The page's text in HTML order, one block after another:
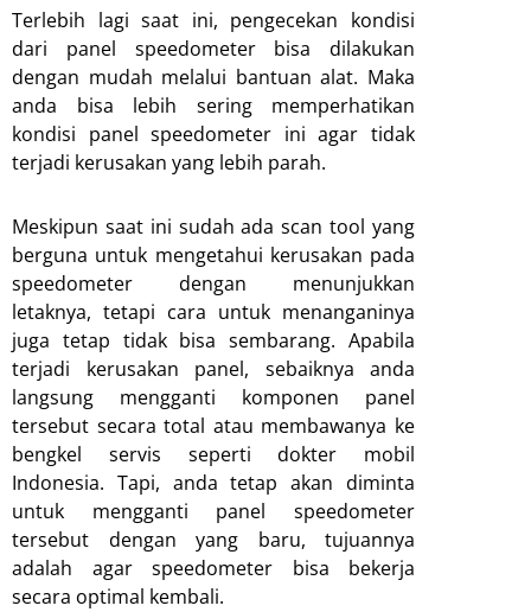
Terlebih lagi saat ini, pengecekan kondisi
dari panel speedometer bisa dilakukan
dengan mudah melalui bantuan alat. Maka
anda bisa lebih sering memperhatikan
kondisi panel speedometer ini agar tidak
terjadi kerusakan yang lebih parah.
Meskipun saat ini sudah ada scan tool yang
berguna untuk mengetahui kerusakan pada
speedometer dengan menunjukkan
letaknya, tetapi cara untuk menanganinya
juga tetap tidak bisa sembarang. Apabila
terjadi kerusakan panel, sebaiknya anda
langsung mengganti komponen panel
tersebut secara total atau membawanya ke
bengkel servis seperti dokter mobil
Indonesia. Tapi, anda tetap akan diminta
untuk mengganti panel speedometer
tersebut dengan yang baru, tujuannya
adalah agar speedometer bisa bekerja
secara optimal kembali.